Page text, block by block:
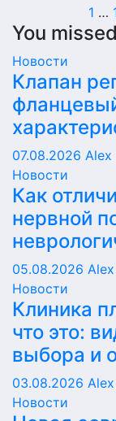
1 …
You missed
Новости
Клапан
07.08.2026 Alex
Новости
Как
нервной
05.08.2026 Alex
Новости
Клиника
что это:
выбора и
03.08.2026 Alex
Новости